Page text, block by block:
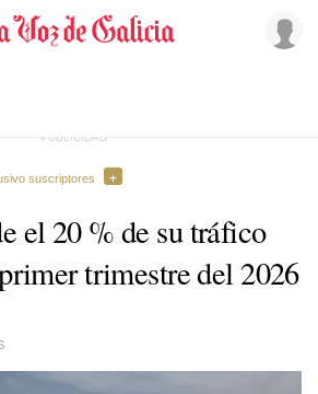
el 20 % de su tráfico
trimestre del 2026
suscriptores